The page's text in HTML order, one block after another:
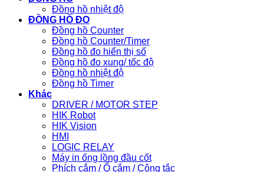
Đồng hồ nhiệt độ
ĐỒNG HỒ ĐO
Đồng hồ Counter
Đồng hồ Counter/Timer
Đồng hồ đo hiển thị số
Đồng hồ đo xung/ tốc độ
Đồng hồ nhiệt độ
Đồng hồ Timer
Khác
DRIVER / MOTOR STEP
HIK Robot
HIK Vision
HMI
LOGIC RELAY
Máy in ống lồng đầu cốt
Phích cắm / Ổ cắm / Công tắc